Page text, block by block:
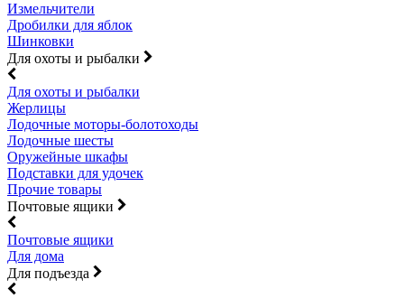
Измельчители
Дробилки для яблок
Шинковки
Для охоты и рыбалки
Для охоты и рыбалки
Жерлицы
Лодочные моторы-болотоходы
Лодочные шесты
Оружейные шкафы
Подставки для удочек
Прочие товары
Почтовые ящики
Почтовые ящики
Для дома
Для подъезда